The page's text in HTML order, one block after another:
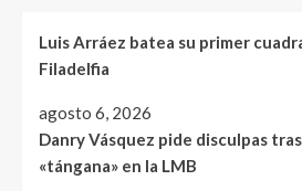
Luis Arráez batea su primer
Filadelfia
agosto 6, 2026
Danry Vásquez pide disculpas
«tángana» en la LMB